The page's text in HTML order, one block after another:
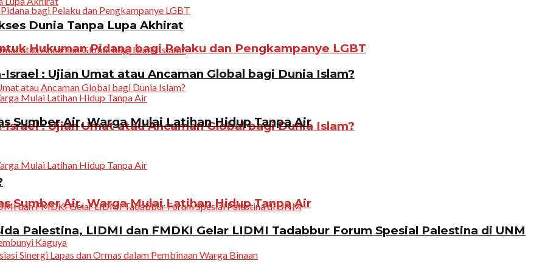
Hukuman Pidana bagi Pelaku dan Pengkampanye LGBT
: Ujian Umat atau Ancaman Global bagi Dunia Islam?
Sumber Air, Warga Mulai Latihan Hidup Tanpa Air
Dunia Tanpa Lupa Akhirat
: Ujian Umat atau Ancaman Global bagi Dunia Islam?
Sumber Air, Warga Mulai Latihan Hidup Tanpa Air
Palestina, LIDMI dan FMDKI Gelar LIDMI Tadabbur Forum Spesial Palestina di UNM